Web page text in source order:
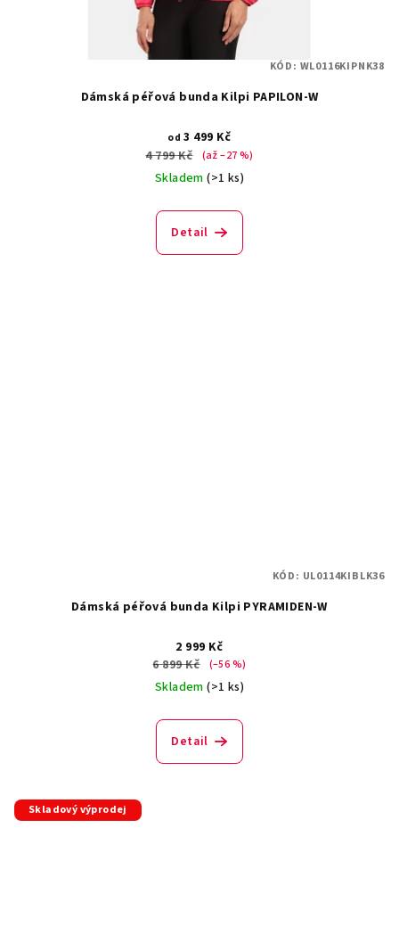
Dámská péřová bunda Kilpi PAPILON-W
od 3 499 Kč
4 799 Kč
(až –27 %)
Skladem(>1 ks)
Detail
KÓD: WL0116KIPNK38
Dámská péřová bunda Kilpi PYRAMIDEN-W
2 999 Kč
6 899 Kč
(–56 %)
Skladem(>1 ks)
Detail
KÓD: UL0114KIBLK36
Skladový výprodej